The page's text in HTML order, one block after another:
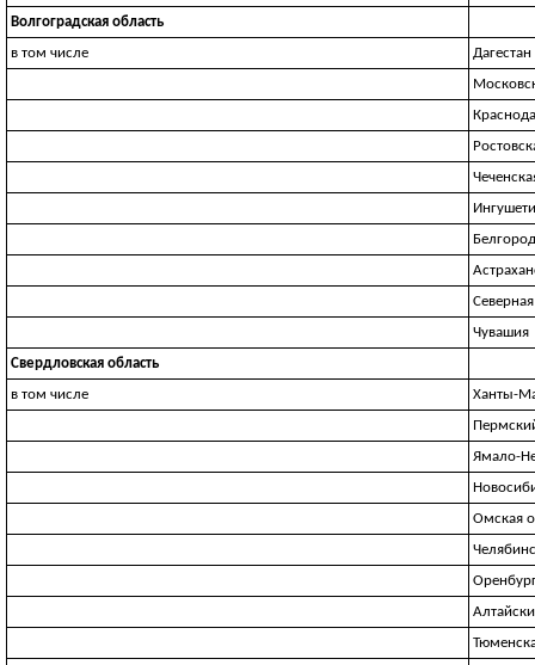
Волгоградская область
в том числе
Дагестан
Чувашия
Свердловская область
в том числе
Ханты-
Ямало-
Омская